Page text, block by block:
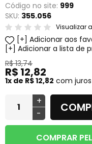
Código no site: 999
SKU: 355.056
Visualizar
Adicionar aos
Adicionar a lista de
R$ 13,74
R$ 12,82
1x de R$ 12,82 com juros
+
-
COMPRAR